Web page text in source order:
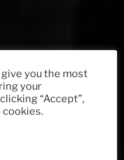
you the most
your
“Accept”,
cookies.